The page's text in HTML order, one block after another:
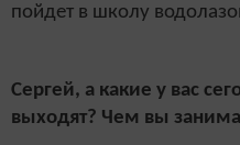
пойдет в школу
Сергей, а какие у вас
выходят? Чем вы